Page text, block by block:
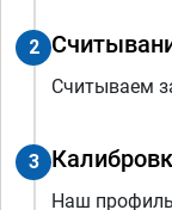
2
Считываем
3
Наш